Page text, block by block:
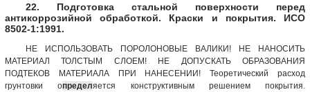
22. Подготовка стальной поверхности перед
антикоррозийной обработкой. Краски и покрытия. ИСО
8502-1:1991.
НЕ ИСПОЛЬЗОВАТЬ ПОРОЛОНОВЫЕ ВАЛИКИ! НЕ НАНОСИТЬ
МАТЕРИАЛ ТОЛСТЫМ СЛОЕМ! НЕ ДОПУСКАТЬ ОБРАЗОВАНИЯ
ПОДТЕКОВ МАТЕРИАЛА ПРИ НАНЕСЕНИИ! Теоретический расход
грунтовки определяется конструктивным решением покрытия.